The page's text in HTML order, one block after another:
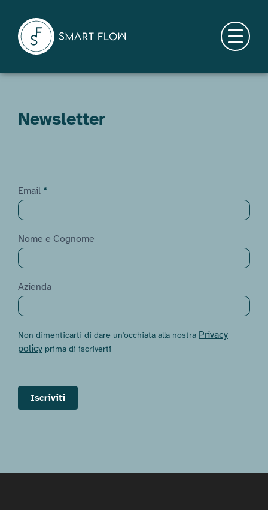
content
Menu
Newsletter
Newsletter
Email *
Nome e Cognome
Azienda
Non dimenticarti di dare un'occhiata alla nostra Privacy
policy prima di iscriverti
Iscriviti